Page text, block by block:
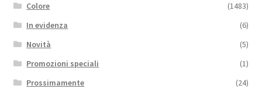
Colore
(1483)
In evidenza
(6)
Novità
(5)
Promozioni speciali
(1)
Prossimamente
(24)